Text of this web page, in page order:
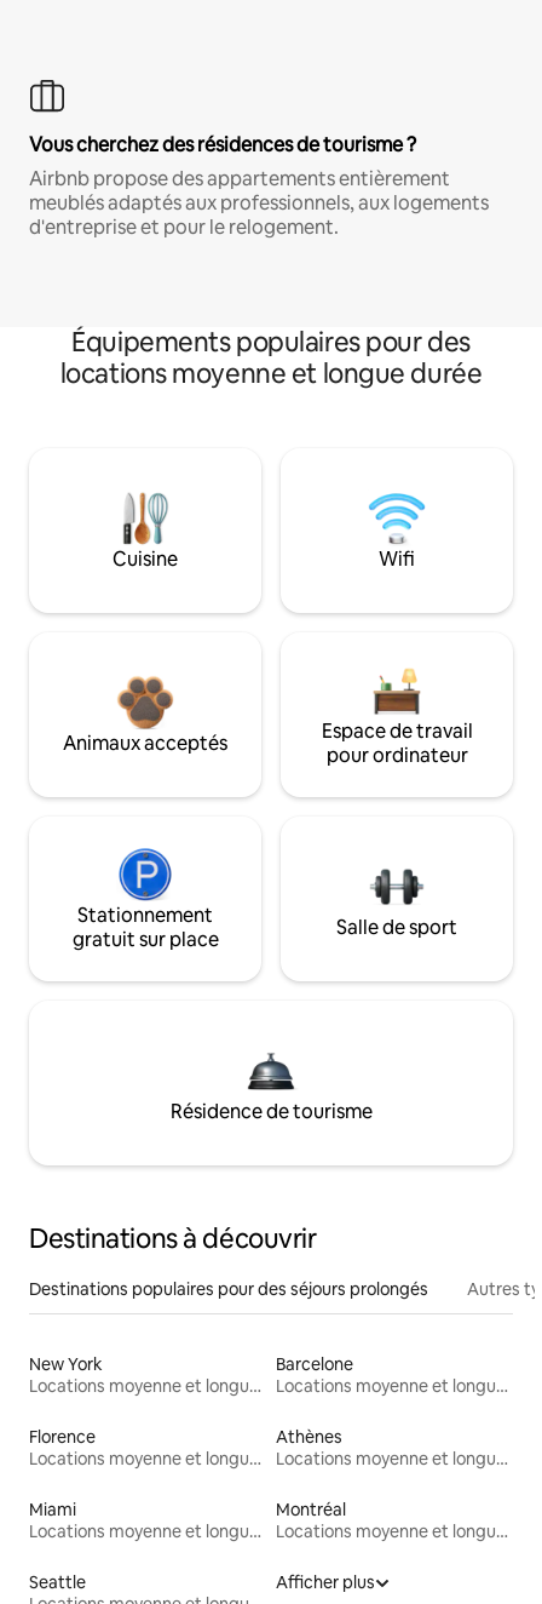
Vous cherchez des résidences de tourisme ?
Airbnb propose des appartements entièrement
meublés adaptés aux professionnels, aux logements
d'entreprise et pour le relogement.
Équipements populaires pour des
locations moyenne et longue durée
Cuisine Wifi
Animaux acceptés
Espace de travail
pour ordinateur
Stationnement
gratuit sur place
Salle de sport
Résidence de tourisme
Destinations à découvrir
Destinations populaires pour des séjours prolongés Autres
New York
Locations moyenne et longue durée
Barcelone
Locations moyenne et longue durée
Florence
Locations moyenne et longue durée
Athènes
Locations moyenne et longue durée
Miami
Locations moyenne et longue durée
Montréal
Locations moyenne et longue durée
Seattle
Afficher plus